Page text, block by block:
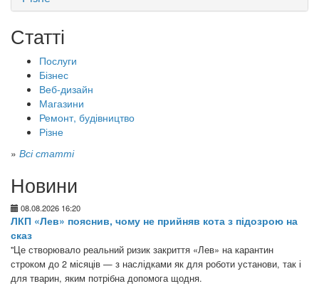
Статті
Послуги
Бізнес
Веб-дизайн
Магазини
Ремонт, будівництво
Різне
» Всі статті
Новини
08.08.2026 16:20
ЛКП «Лев» пояснив, чому не прийняв кота з підозрою на
сказ
"Це створювало реальний ризик закриття «Лев» на карантин
строком до 2 місяців — з наслідками як для роботи установи, так і
для тварин, яким потрібна допомога щодня.